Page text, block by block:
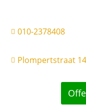
 010-2378408
 Plompertstraat